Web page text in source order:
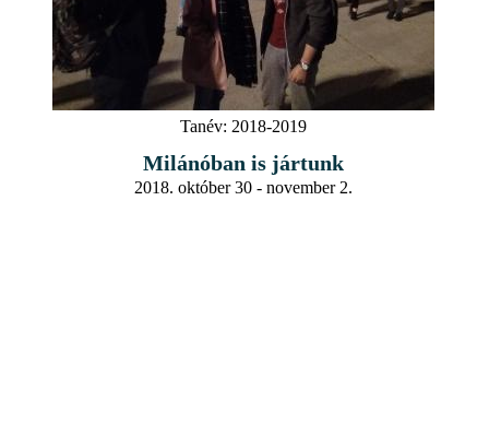
Tanév: 2018-2019
Milánóban is jártunk
2018. október 30 - november 2.